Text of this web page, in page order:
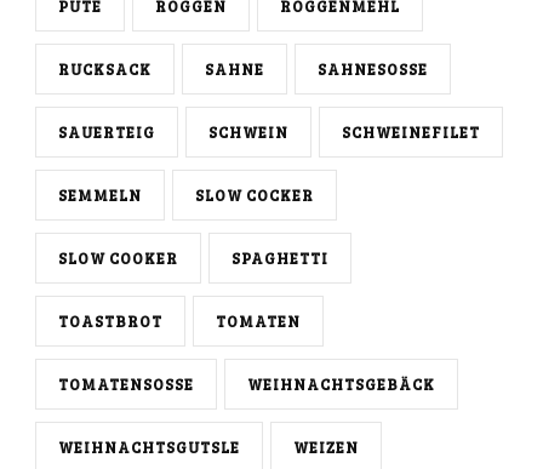
PUTE ROGGEN ROGGENMEHL
RUCKSACK SAHNE SAHNESOSSE
SAUERTEIG SCHWEIN SCHWEINEFILET
SEMMELN SLOW COCKER
SLOW COOKER SPAGHETTI
TOASTBROT TOMATEN
TOMATENSOSSE WEIHNACHTSGEBÄCK
WEIHNACHTSGUTSLE WEIZEN